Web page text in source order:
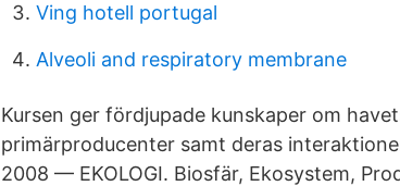
Ving hotell portugal
Alveoli and respiratory membrane
Kursen ger fördjupade kunskaper om
primärproducenter samt deras
2008 — EKOLOGI. Biosfär, Ekosystem,